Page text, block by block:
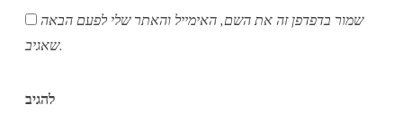
שמור בדפדפן זה את השם, האימייל והאתר שלי לפעם הבאה
שאגיב.